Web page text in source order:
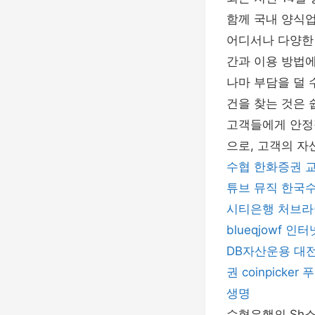
함께 국내 양식
어디서나 다양
간과 이용 방법
나마 부담을 덜
건을 찾는 것은
고객들에게 안
으로, 고객의 자
수협 한화증권
튜브 뮤직 한국
시티은행 처브
blueqjowf 인터
DB자산운용 대
권 coinpicker
생명